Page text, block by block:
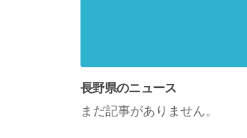
長野県のニュース
まだ記事がありません。